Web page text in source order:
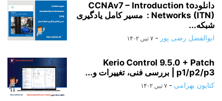
دانلودCCNAv7 – Introduction to
Networks (ITN) : مسیر کامل یادگیری
شبکه...
ابوالفضل رضی پور - ۷ تیر, ۱۴۰۲
Kerio Control 9.5.0 + Patch
p1/p2/p3 | بررسی فنی، تغییرات و...
کتایون بهرامی - ۷ تیر, ۱۴۰۲